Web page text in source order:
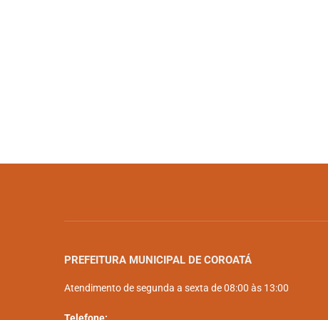
PREFEITURA MUNICIPAL DE COROATÁ
Atendimento de segunda a sexta de 08:00 às 13:00